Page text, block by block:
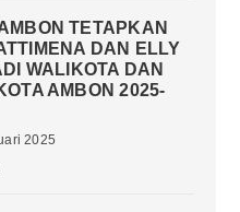
TETAPKAN
DAN ELLY
WALIKOTA DAN
AMBON 2025-
2025